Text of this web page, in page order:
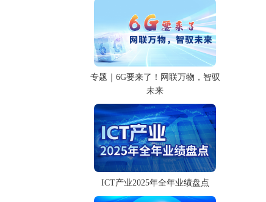
专题｜6G要来了！网联万物，智驭
未来
ICT产业2025年全年业绩盘点